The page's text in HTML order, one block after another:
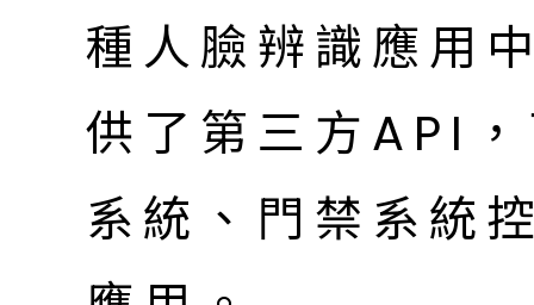
種人臉辨識應用
供了第三方API
系統、門禁系統